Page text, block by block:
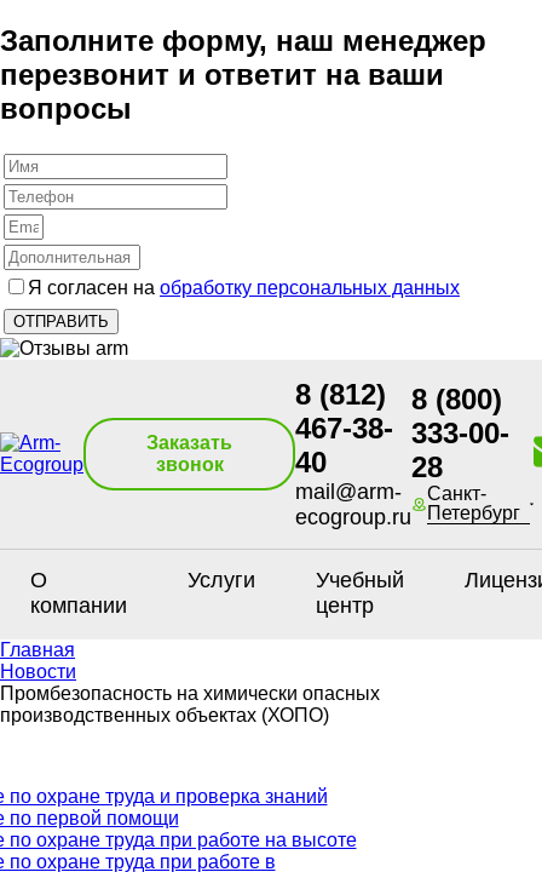
Заполните форму, наш менеджер
перезвонит и ответит на ваши
вопросы
Я согласен на обработку персональных данных
Заказать
звонок
8 (812)
467-38-
40
mail@arm-
ecogroup.ru
8 (800)
333-00-
28
Санкт-
Петербург
О
компании
Услуги
Учебный
центр
Главная
Новости
Промбезопасность на химически опасных
производственных объектах (ХОПО)
по охране труда и проверка знаний
по первой помощи
по охране труда при работе на высоте
по охране труда при работе в